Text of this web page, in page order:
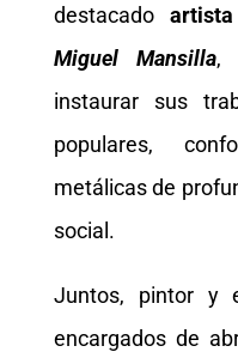
destacado
Miguel Mansilla,
instaurar sus
populares,
metálicas de
social.
Juntos, pintor y
encargados de